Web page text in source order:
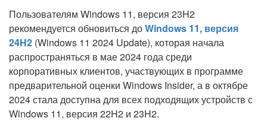
Пользователям Windows 11, версия 23H2
рекомендуется обновиться доWindows 11, версия
24H2 (Windows 11 2024 Update), которая начала
распространяться в мае 2024 года среди
корпоративных клиентов, участвующих в программе
предварительной оценки Windows Insider, а в октябре
2024 стала доступна для всех подходящих устройств с
Windows 11, версия 22H2 и 23H2.